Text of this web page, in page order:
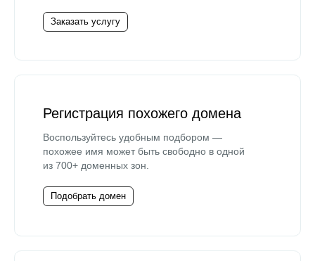
Заказать услугу
Регистрация похожего домена
Воспользуйтесь удобным подбором —
похожее имя может быть свободно в одной
из 700+ доменных зон.
Подобрать домен